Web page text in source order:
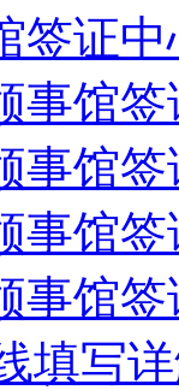
签证中
事馆
事馆
事馆
事馆
填写